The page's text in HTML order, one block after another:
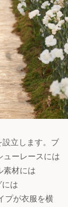
立します。ブ
ューレースには
素材には
には
プが衣服を横